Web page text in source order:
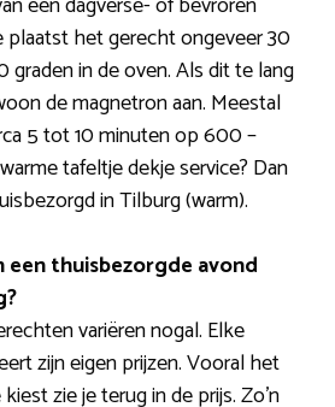
plaatst het gerecht ongeveer 30
graden in de oven. Als dit te lang
de magnetron aan. Meestal
5 tot 10 minuten op 600 –
tafeltje dekje service? Dan
in Tilburg (warm).
een thuisbezorgde avond
variëren nogal. Elke
zijn eigen prijzen. Vooral het
zie je terug in de prijs. Zo’n